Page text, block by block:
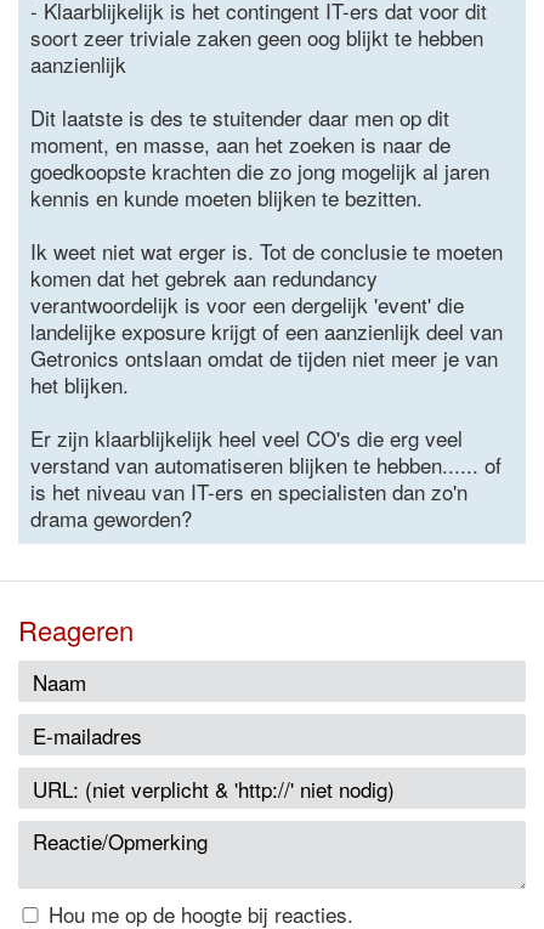
- Klaarblijkelijk is het contingent IT-ers dat voor dit
soort zeer triviale zaken geen oog blijkt te hebben
aanzienlijk
Dit laatste is des te stuitender daar men op dit
moment, en masse, aan het zoeken is naar de
goedkoopste krachten die zo jong mogelijk al jaren
kennis en kunde moeten blijken te bezitten.
Ik weet niet wat erger is. Tot de conclusie te moeten
komen dat het gebrek aan redundancy
verantwoordelijk is voor een dergelijk 'event' die
landelijke exposure krijgt of een aanzienlijk deel van
Getronics ontslaan omdat de tijden niet meer je van
het blijken.
Er zijn klaarblijkelijk heel veel CO's die erg veel
verstand van automatiseren blijken te hebben...... of
is het niveau van IT-ers en specialisten dan zo'n
drama geworden?
Reageren
Hou me op de hoogte bij reacties.